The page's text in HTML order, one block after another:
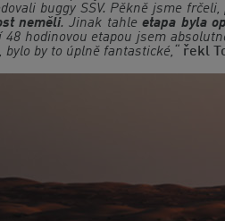
buggy SSV. Pěkně jsme
neměli. Jinak tahleetapa byla
48 hodinovou etapou jsem
by to úplně fantastické,“
řekl